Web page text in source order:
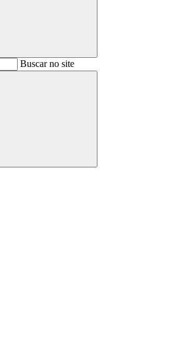
BuscarBuscar no site
Buscar